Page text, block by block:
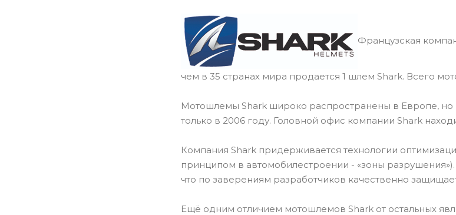
Французская
чем в 35 странах мира продается 1 шлем Shark. Всего
Мотошлемы Shark широко распространены в Европе,
только в 2006 году. Головной офис компании Shark
Компания Shark придерживается технологии
принципом в автомобилестроении - «зоны
что по заверениям разработчиков качественно
Ещё одним отличием мотошлемов Shark от остальных